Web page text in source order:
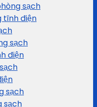
sạch
tĩnh điện
sạch
điện
sạch
sạch